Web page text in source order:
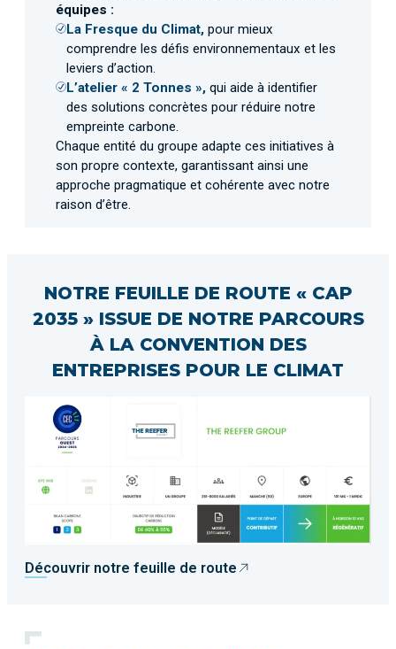
équipes :
La Fresque du Climat, pour mieux
comprendre les défis environnementaux et les
leviers d’action.
L’atelier « 2 Tonnes », qui aide à identifier
des solutions concrètes pour réduire notre
empreinte carbone.
Chaque entité du groupe adapte ces initiatives à
son propre contexte, garantissant ainsi une
approche pragmatique et cohérente avec notre
raison d’être.
NOTRE FEUILLE DE ROUTE « CAP
2035 » ISSUE DE NOTRE PARCOURS
À LA CONVENTION DES
ENTREPRISES POUR LE CLIMAT
Découvrir notre feuille de route